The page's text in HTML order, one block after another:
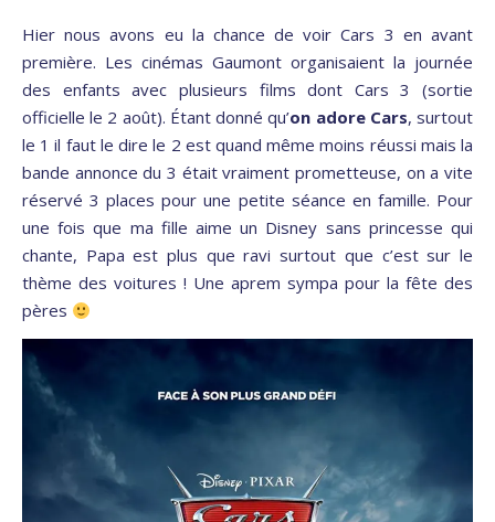
Hier nous avons eu la chance de voir Cars 3 en avant
première. Les cinémas Gaumont organisaient la journée
des enfants avec plusieurs films dont Cars 3 (sortie
officielle le 2 août). Étant donné qu’on adore Cars, surtout
le 1 il faut le dire le 2 est quand même moins réussi mais la
bande annonce du 3 était vraiment prometteuse, on a vite
réservé 3 places pour une petite séance en famille. Pour
une fois que ma fille aime un Disney sans princesse qui
chante, Papa est plus que ravi surtout que c’est sur le
thème des voitures ! Une aprem sympa pour la fête des
pères